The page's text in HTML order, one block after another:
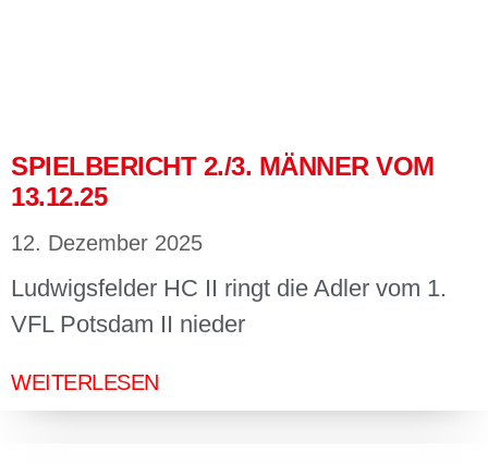
SPIELBERICHT 2./3. MÄNNER VOM
13.12.25
12. Dezember 2025
Ludwigsfelder HC II ringt die Adler vom 1.
VFL Potsdam II nieder
WEITERLESEN